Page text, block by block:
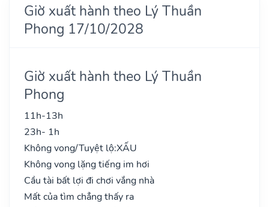
Giờ xuất hành theo Lý Thuần
Phong 17/10/2028
Giờ xuất hành theo Lý Thuần
Phong
11h-13h
23h- 1h
Không vong/Tuyệt lộ:XẤU
Không vong lặng tiếng im hơi
Cầu tài bất lợi đi chơi vắng nhà
Mất của tìm chẳng thấy ra